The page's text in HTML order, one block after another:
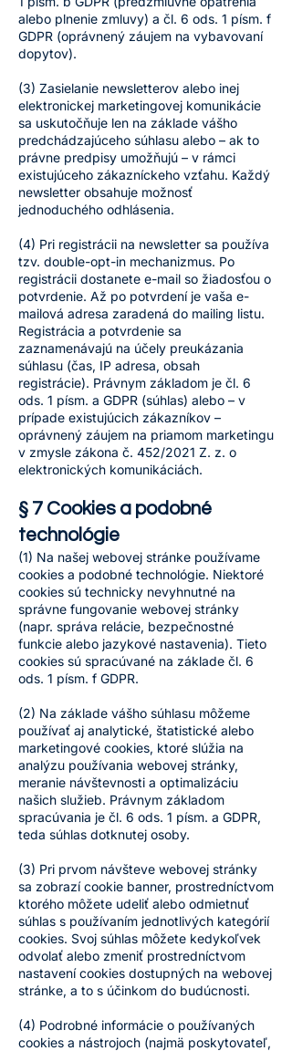
alebo plnenie zmluvy) a čl. 6 ods. 1 písm. f
GDPR (oprávnený záujem na vybavovaní
dopytov).
(3) Zasielanie newsletterov alebo inej
elektronickej marketingovej komunikácie
sa uskutočňuje len na základe vášho
predchádzajúceho súhlasu alebo – ak to
právne predpisy umožňujú – v rámci
existujúceho zákazníckeho vzťahu. Každý
newsletter obsahuje možnosť
jednoduchého odhlásenia.
(4) Pri registrácii na newsletter sa používa
tzv. double-opt-in mechanizmus. Po
registrácii dostanete e-mail so žiadosťou o
potvrdenie. Až po potvrdení je vaša e-
mailová adresa zaradená do mailing listu.
Registrácia a potvrdenie sa
zaznamenávajú na účely preukázania
súhlasu (čas, IP adresa, obsah
registrácie). Právnym základom je čl. 6
ods. 1 písm. a GDPR (súhlas) alebo – v
prípade existujúcich zákazníkov –
oprávnený záujem na priamom marketingu
v zmysle zákona č. 452/2021 Z. z. o
elektronických komunikáciách.
§ 7 Cookies a podobné
technológie
(1) Na našej webovej stránke používame
cookies a podobné technológie. Niektoré
cookies sú technicky nevyhnutné na
správne fungovanie webovej stránky
(napr. správa relácie, bezpečnostné
funkcie alebo jazykové nastavenia). Tieto
cookies sú spracúvané na základe čl. 6
ods. 1 písm. f GDPR.
(2) Na základe vášho súhlasu môžeme
používať aj analytické, štatistické alebo
marketingové cookies, ktoré slúžia na
analýzu používania webovej stránky,
meranie návštevnosti a optimalizáciu
našich služieb. Právnym základom
spracúvania je čl. 6 ods. 1 písm. a GDPR,
teda súhlas dotknutej osoby.
(3) Pri prvom návšteve webovej stránky
sa zobrazí cookie banner, prostredníctvom
ktorého môžete udeliť alebo odmietnuť
súhlas s používaním jednotlivých kategórií
cookies. Svoj súhlas môžete kedykoľvek
odvolať alebo zmeniť prostredníctvom
nastavení cookies dostupných na webovej
stránke, a to s účinkom do budúcnosti.
(4) Podrobné informácie o používaných
cookies a nástrojoch (najmä poskytovateľ,